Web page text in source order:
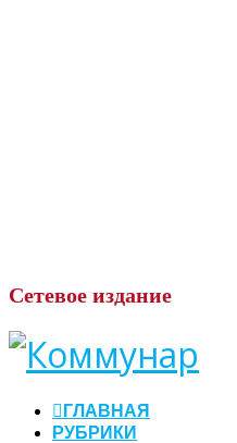
Сетевое издание
ГЛАВНАЯ
РУБРИКИ